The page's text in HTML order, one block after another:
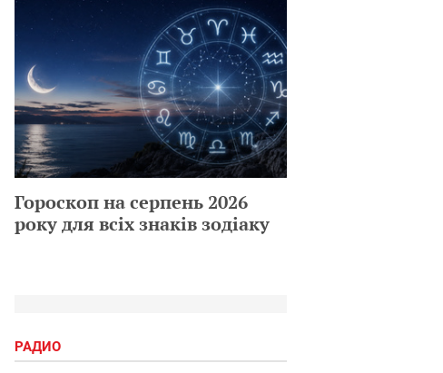
Гороскоп на серпень 2026
року для всіх знаків зодіаку
РАДИО